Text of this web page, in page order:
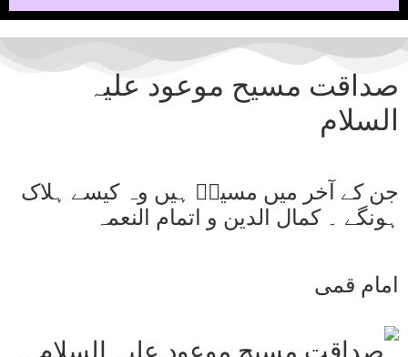
صداقت مسیح موعود علیہ
السلام
جن کے آخر میں مسیحؑ ہیں وہ کیسے ہلاک
ہونگے ۔ کمال الدین و اتمام النعمہ
امام قمی